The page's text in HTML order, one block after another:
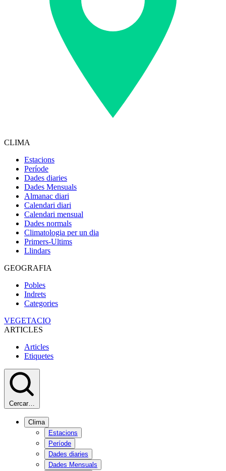
CLIMA
Estacions
Període
Dades diaries
Dades Mensuals
Almanac diari
Calendari diari
Calendari mensual
Dades normals
Climatologia per un dia
Primers-Ultims
Llindars
GEOGRAFIA
Pobles
Indrets
Categories
VEGETACIO
ARTICLES
Articles
Etiquetes
Cercar…
Clima
Estacions
Període
Dades diaries
Dades Mensuals